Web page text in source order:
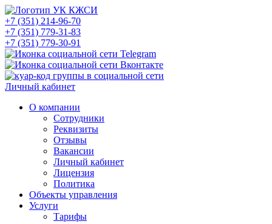
+7 (351) 214-96-70
+7 (351) 779-31-83
+7 (351) 779-30-91
Личный кабинет
О компании
Сотрудники
Реквизиты
Отзывы
Вакансии
Личный кабинет
Лицензия
Политика
Объекты управления
Услуги
Тарифы